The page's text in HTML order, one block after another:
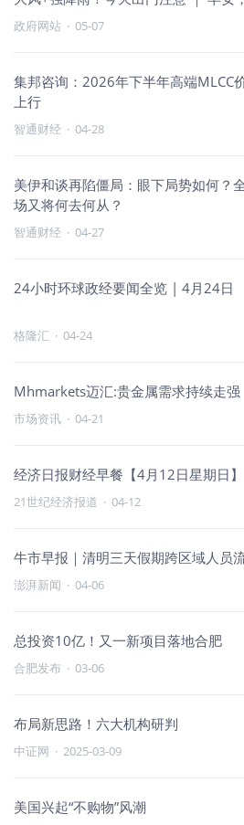
政府网站 · 05-07
集邦咨询：2026年下半年高端MLCC
上行
智通财经 · 04-28
美伊和谈再陷僵局：眼下局势如何？
场又将何去何从？
智通财经 · 04-27
24小时环球政经要闻全览 | 4月24日
格隆汇 · 04-24
Mhmarkets迈汇:贵金属需求持续走强
市场资讯 · 04-21
经济日报财经早餐【4月12日星期日】
21世纪经济报道 · 04-12
牛市早报｜清明三天假期跨区域人员
澎湃新闻 · 04-06
总投资10亿！又一新项目落地合肥
合肥发布 · 03-06
布局新思路！六大机构研判
中证网 · 2025-03-09
美国兴起“不购物”风潮